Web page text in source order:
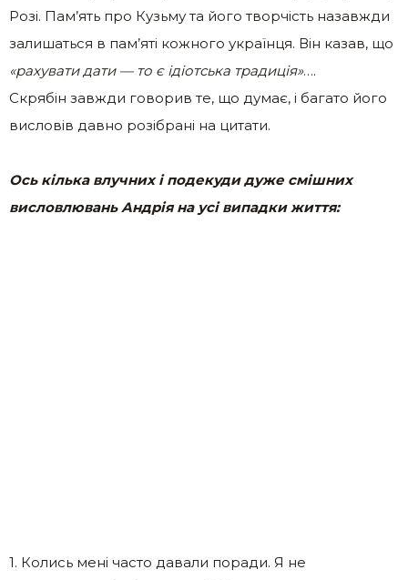
Розі. Пам’ять про Кузьму та його творчість назавжди
залишаться в пам’яті кожного українця. Він казав, що
«рахувати дати — то є ідіотська традиція»….
Скрябін завжди говорив те, що думає, і багато його
висловів давно розібрані на цитати.
Ось кілька влучних і подекуди дуже смішних
висловлювань Андрія на усі випадки життя:
1. Колись мені часто давали поради. Я не